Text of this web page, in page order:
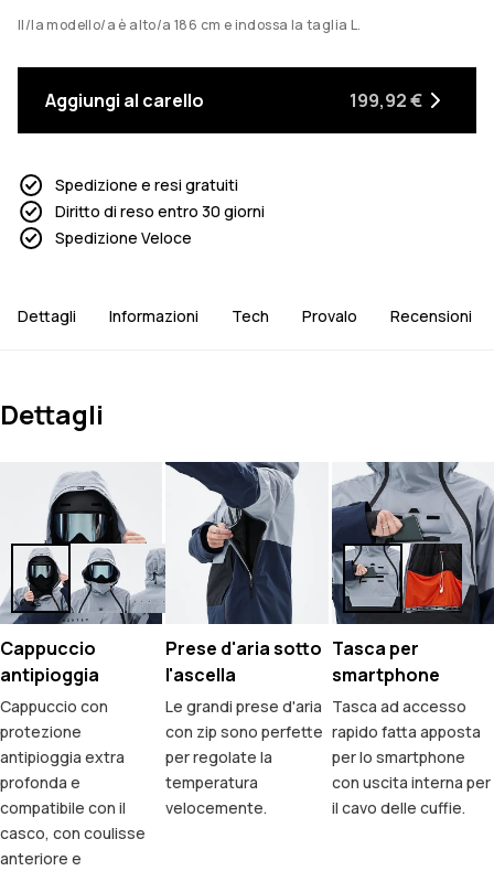
Il/la modello/a è alto/a 186 cm e indossa la taglia L.
Aggiungi al carello 199,92 €
Spedizione e resi gratuiti
Diritto di reso entro 30 giorni
Spedizione Veloce
Dettagli Informazioni Tech Provalo Recensioni
Dettagli
Cappuccio
antipioggia
Cappuccio con
protezione
antipioggia extra
profonda e
compatibile con il
casco, con coulisse
anteriore e
Prese d'aria sotto
l'ascella
Le grandi prese d'aria
con zip sono perfette
per regolate la
temperatura
velocemente.
Tasca per
smartphone
Tasca ad accesso
rapido fatta apposta
per lo smartphone
con uscita interna per
il cavo delle cuffie.